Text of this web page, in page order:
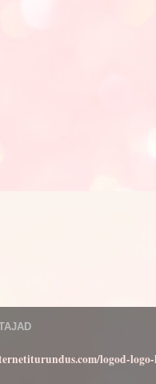
logod-